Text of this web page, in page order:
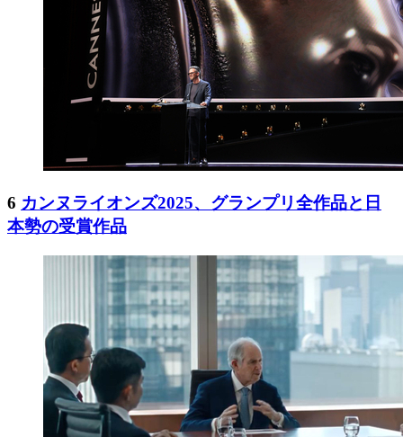
6 カンヌライオンズ2025、グランプリ全作品と日
本勢の受賞作品